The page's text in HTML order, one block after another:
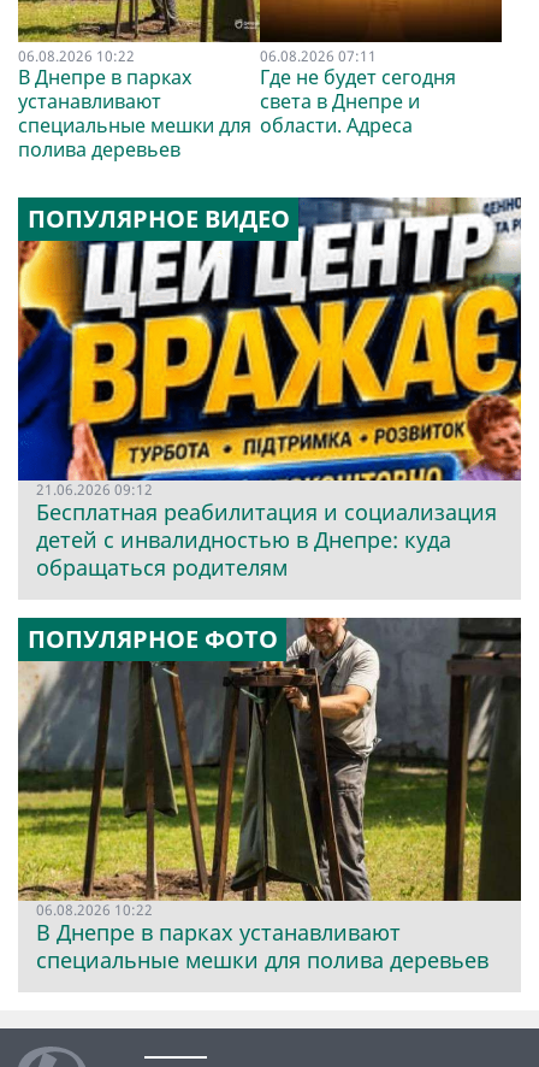
06.08.2026 10:22
В Днепре в парках
устанавливают
специальные мешки для
полива деревьев
06.08.2026 07:11
Где не будет сегодня
света в Днепре и
области. Адреса
ПОПУЛЯРНОЕ ВИДЕО
21.06.2026 09:12
Бесплатная реабилитация и социализация
детей с инвалидностью в Днепре: куда
обращаться родителям
ПОПУЛЯРНОЕ ФОТО
06.08.2026 10:22
В Днепре в парках устанавливают
специальные мешки для полива деревьев